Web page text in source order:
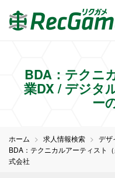
BDA：テクニ
業DX / デジタ
ー
ホーム 求人情報検索 デザ
BDA：テクニカルアーティスト
式会社